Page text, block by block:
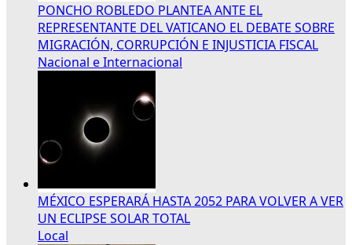
PONCHO ROBLEDO PLANTEA ANTE EL
REPRESENTANTE DEL VATICANO EL DEBATE SOBRE
MIGRACIÓN, CORRUPCIÓN E INJUSTICIA FISCAL
Nacional e Internacional
MÉXICO ESPERARÁ HASTA 2052 PARA VOLVER A VER
UN ECLIPSE SOLAR TOTAL
Local